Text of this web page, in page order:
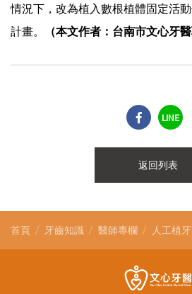
情況下，改為植入數根植體固定活
計畫。
（本文作者：台南市文心牙
LINE
返回列表
首頁 牙齒知識 醫師專欄 人工植